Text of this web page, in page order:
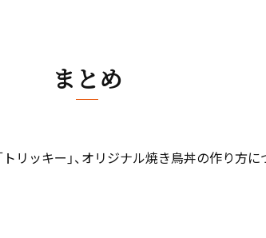
まとめ
リッキー」、オリジナル焼き鳥丼の作り方